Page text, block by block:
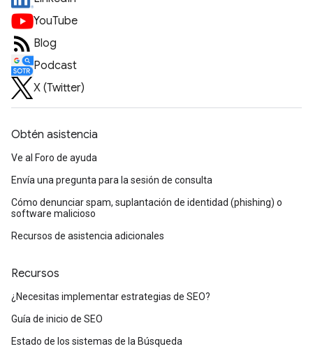
YouTube
Blog
Podcast
X (Twitter)
Obtén asistencia
Ve al Foro de ayuda
Envía una pregunta para la sesión de consulta
Cómo denunciar spam, suplantación de identidad (phishing) o
software malicioso
Recursos de asistencia adicionales
Recursos
¿Necesitas implementar estrategias de SEO?
Guía de inicio de SEO
Estado de los sistemas de la Búsqueda